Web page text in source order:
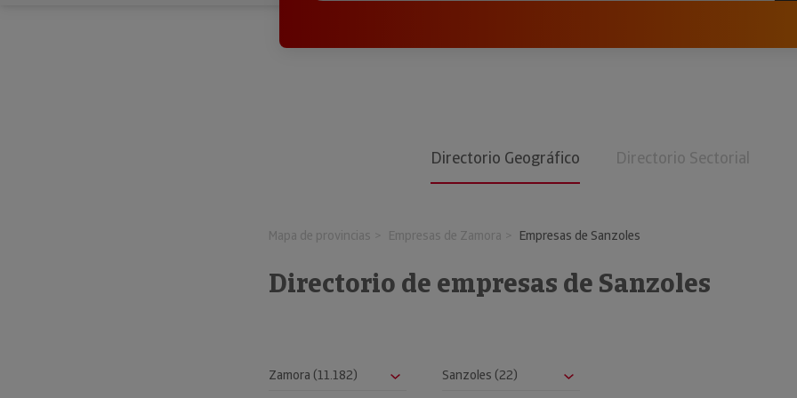
Directorio Geográfico Directorio Sectorial
Mapa de provincias Empresas de Zamora Empresas de Sanzoles
Directorio de empresas de Sanzoles